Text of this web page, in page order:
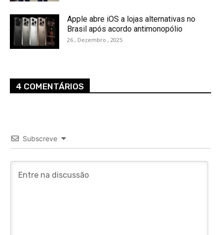
Apple abre iOS a lojas alternativas no
Brasil após acordo antimonopólio
26 , Dezembro , 2025
4 COMENTÁRIOS
Subscreve